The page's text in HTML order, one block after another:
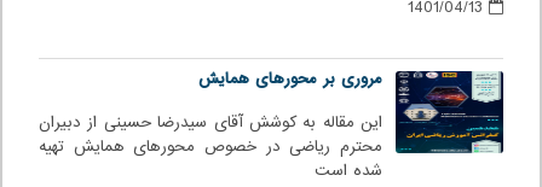
مروری بر محورهای همایش
این مقاله به کوشش آقای سیدرضا حسینی از دبیران
محترم ریاضی در خصوص محورهای همایش تهیه
شده است